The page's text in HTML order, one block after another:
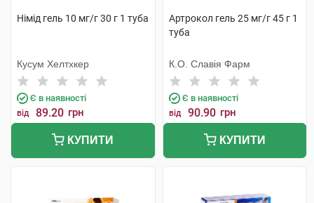
Німід гель 10 мг/г 30 г 1 туба
Кусум Хелтхкер
Є в наявності
від 89.20 грн
КУПИТИ
Артрокол гель 25 мг/г 45 г 1
туба
К.О. Славія Фарм
Є в наявності
від 90.90 грн
КУПИТИ